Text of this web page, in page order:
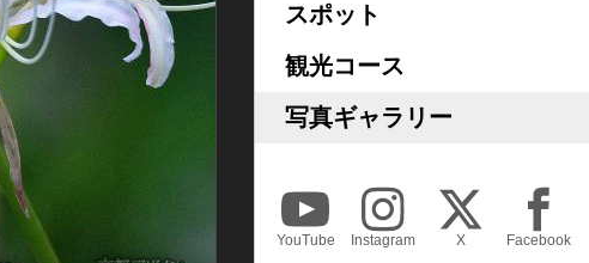
スポット
観光コース
写真ギャラリー
YouTube Instagram X Facebook